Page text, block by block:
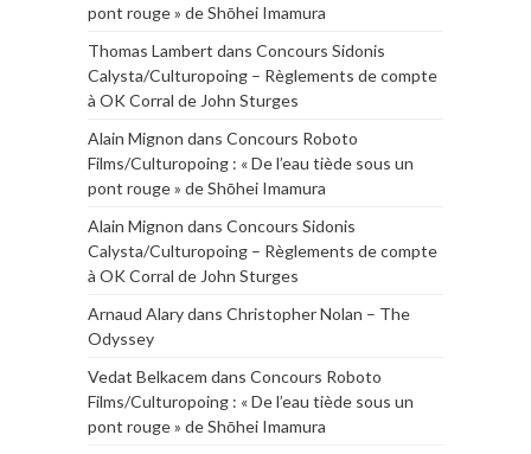
pont rouge » de Shōhei Imamura
Thomas Lambert dans Concours Sidonis
Calysta/Culturopoing – Règlements de compte
à OK Corral de John Sturges
Alain Mignon dans Concours Roboto
Films/Culturopoing : « De l’eau tiède sous un
pont rouge » de Shōhei Imamura
Alain Mignon dans Concours Sidonis
Calysta/Culturopoing – Règlements de compte
à OK Corral de John Sturges
Arnaud Alarydans Christopher Nolan – The
Odyssey
Vedat Belkacem dans Concours Roboto
Films/Culturopoing : « De l’eau tiède sous un
pont rouge » de Shōhei Imamura